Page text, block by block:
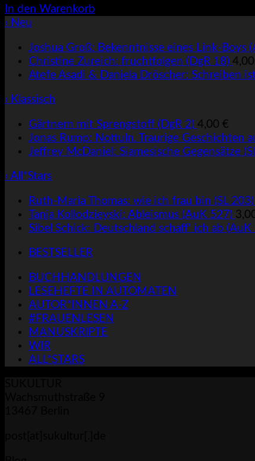
In den Warenkorb
› Neu
Joshua Groß: Bekenntnisse eines Link-Boys
Christine Zureich: fruchtfolgen (DgR 18) 4,00
Atefe Asadi & Daniela Dröscher: Schreiben
› Klassisch
Gärtnern mit Sprengstoff (DgR 2) 4,00 €
Jonas Rump: Nottuln. Traurige Geschichten
Jeffrey McDaniel: Siamesische Gegensätze
› All*Stars
Ruth-Maria Thomas: wie ich frau bin (SL 203)
Tanja Kollodzieyski: Ableismus (AuK 527)
Sibel Schick: Deutschland schaff' ich ab (AuK
BESTSELLER
BUCHHANDLUNGEN
LESEHEFTE IN AUTOMATEN
AUTOR*INNEN A-Z
#FRAUENLESEN
MANUSKRIPTE
WIR
ALL*STARS